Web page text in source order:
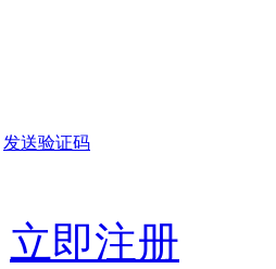
发送验证码
立即注册